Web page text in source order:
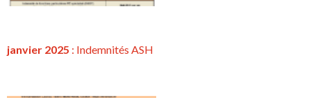
janvier 2025 : Indemnités ASH